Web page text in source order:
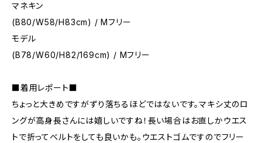
マネキン
(B80/W58/H83cm) / Mフリー
モデル
(B78/W60/H82/169cm) / Mフリー
■着用レポート■
ちょっと大きめですがずり落ちるほどではないです。マキシ丈のロ
ングが高身長さんには嬉しいですね！長い場合はお直しかウエス
トで折ってベルトをしても良いかも。ウエストゴムですのでフリー